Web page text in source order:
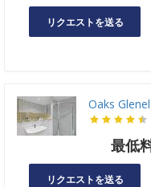
リクエストを送る
Oaks
最低
リクエストを送る